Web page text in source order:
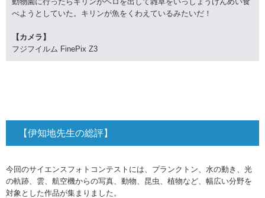
べようとしていた。キリンが魚をくわえているみたいだ！
【カメラ】
フジフイルム FinePix Z3
【伊知地先生の総評】
今回のサイエンスフォトコンテストには、プランクトン、水の動き、光
の軌跡、雲、航空機からの写真、動物、昆虫、植物など、幅広い分野を
対象とした作品が集まりました。